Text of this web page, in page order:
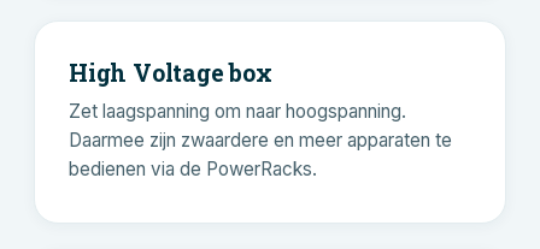
High Voltage box
Zet laagspanning om naar hoogspanning.
Daarmee zijn zwaardere en meer apparaten te
bedienen via de PowerRacks.